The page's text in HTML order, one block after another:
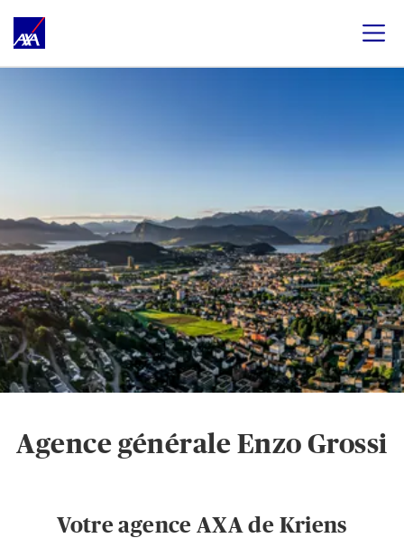
Agence générale Enzo Grossi
Votre agence AXA de Kriens